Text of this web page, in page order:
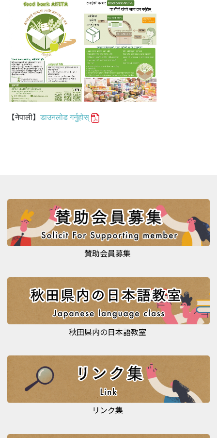
【नेपाली】 डाउनलोड गर्नुहोस्
賛助会員募集
秋田県内の日本語教室
リンク集